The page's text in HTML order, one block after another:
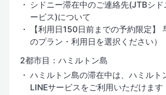
シドニー滞在中のご連絡先(JTBシ
ービス)について
【利用日150日前までの予約限定】
のプラン・利用日を選択ください）
2都市目：ハミルトン島
ハミルトン島の滞在中は、ハミルト
LINEサービスをご利用いただけます